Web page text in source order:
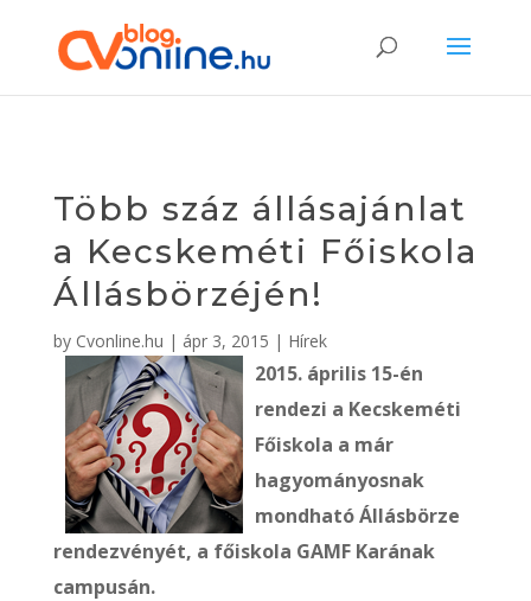
Több száz állásajánlat
a Kecskeméti Főiskola
Állásbörzéjén!
by Cvonline.hu | ápr 3, 2015 | Hírek
2015. április 15-én
rendezi a Kecskeméti
Főiskola a már
hagyományosnak
mondható Állásbörze
rendezvényét, a főiskola GAMF Karának
campusán.